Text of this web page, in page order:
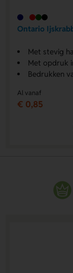
Ontario
Met stevig
Met opdruk
Bedrukken
Al vanaf
€ 0,85